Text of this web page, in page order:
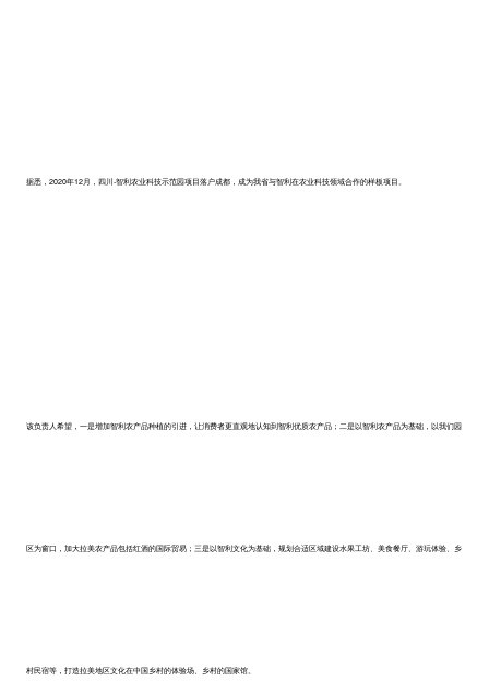
据悉，2020年12月，四川-智利农业科技示范园项目落户成都，成为我省与智利在农业科技领域合作的样板项目。
该负责人希望，一是增加智利农产品种植的引进，让消费者更直观地认知到智利优质农产品；二是以智利农产品为基础，以我们园
区为窗口，加大拉美农产品包括红酒的国际贸易；三是以智利文化为基础，规划合适区域建设水果工坊、美食餐厅、游玩体验、乡
村民宿等，打造拉美地区文化在中国乡村的体验场、乡村的国家馆。